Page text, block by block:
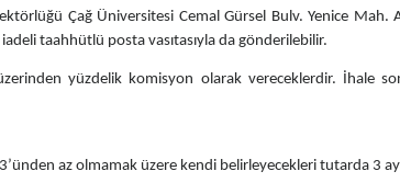
Çağ Üniversitesi Cemal Gürsel Bulv. Yenice Mah.
taahhütlü posta vasıtasıyla da gönderilebilir.
yüzdelik komisyon olarak vereceklerdir. İhale
az olmamak üzere kendi belirleyecekleri tutarda 3